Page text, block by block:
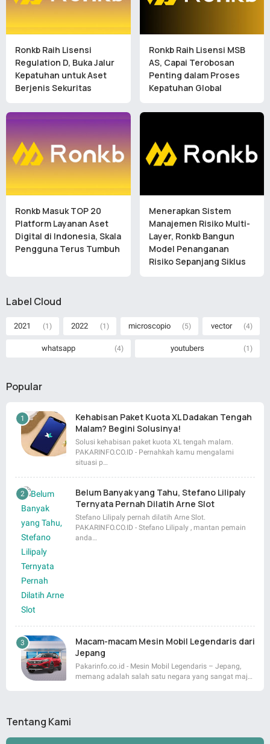
Ronkb Raih Lisensi
Regulation D, Buka Jalur
Kepatuhan untuk Aset
Berjenis Sekuritas
Ronkb Raih Lisensi MSB
AS, Capai Terobosan
Penting dalam Proses
Kepatuhan Global
Ronkb Masuk TOP 20
Platform Layanan Aset
Digital di Indonesia, Skala
Pengguna Terus Tumbuh
Menerapkan Sistem
Manajemen Risiko Multi-
Layer, Ronkb Bangun
Model Penanganan
Risiko Sepanjang Siklus
Label Cloud
2021 (1) 2022 (1) microscopio (5) vector (4)
whatsapp (4) youtubers (1)
Popular
Kehabisan Paket Kuota XL Dadakan Tengah
Malam? Begini Solusinya!
Solusi kehabisan paket kuota XL tengah malam.
PAKARINFO.CO.ID - Pernahkah kamu mengalami
situasi p…
Belum Banyak yang Tahu, Stefano Lilipaly
Ternyata Pernah Dilatih Arne Slot
Stefano Lilipaly pernah dilatih Arne Slot.
PAKARINFO.CO.ID - Stefano Lilipaly , mantan pemain
anda…
Macam-macam Mesin Mobil Legendaris dari
Jepang
Pakarinfo.co.id - Mesin Mobil Legendaris – Jepang,
memang adalah salah satu negara yang sangat maj…
Tentang Kami